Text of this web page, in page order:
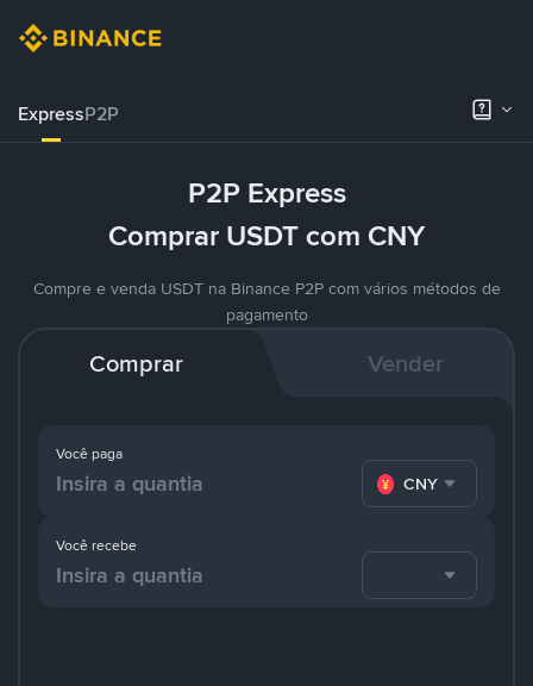
ExpressP2P
P2P Express
Comprar USDT com CNY
Compre e venda USDT na Binance P2P com vários métodos de
pagamento
Comprar Vender
Você paga
CNY
Você recebe